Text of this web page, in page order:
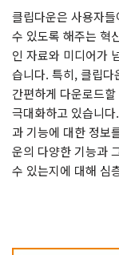
클립다운은 사용자
수 있도록 해주는 혁
인 자료와 미디어가
습니다. 특히, 클립
간편하게 다운로드
극대화하고 있습니
과 기능에 대한 정보
운의 다양한 기능과
수 있는지에 대해 심